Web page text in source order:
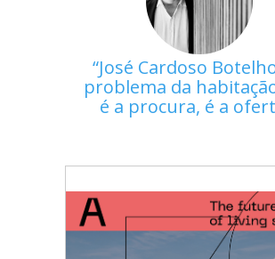
José Cardoso
problema da
é a procura, é a